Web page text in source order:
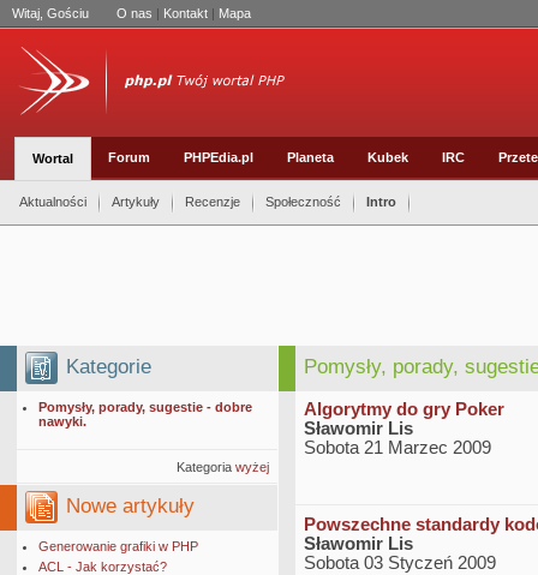
Witaj, Gościu O nas | Kontakt | Mapa
Wortal Forum PHPEdia.pl Planeta Kubek IRC
Aktualności Artykuły Recenzje Społeczność Intro
Kategorie
Pomysły, porady, sugestie - dobre
nawyki.
Kategoria wyżej
Nowe artykuły
Generowanie grafiki w PHP
ACL - Jak korzystać?
Pomysły, porady,
Algorytmy do gry Poker
Sławomir Lis
Sobota 21 Marzec 2009
Powszechne standardy
Sławomir Lis
Sobota 03 Styczeń 2009